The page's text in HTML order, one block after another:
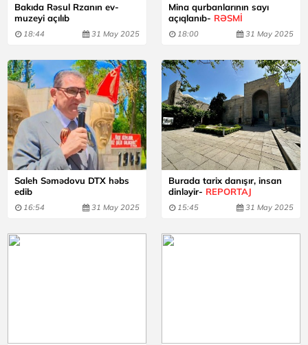
Bakıda Rəsul Rzanın ev-
muzeyi açılıb
18:44 31 May 2025
Mina qurbanlarının sayı
açıqlanıb- RƏSMİ
18:00 31 May 2025
Saleh Səmədovu DTX həbs
edib
16:54 31 May 2025
Burada tarix danışır, insan
dinləyir- REPORTAJ
15:45 31 May 2025